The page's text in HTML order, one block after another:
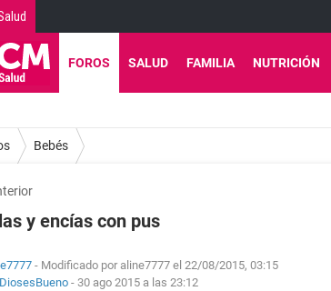
FOROS SALUD FAMILIA NUTRICIÓN
Bebés
y encías con pus
- Modificado por aline7777 el 22/08/2015, 03:15
DiosesBueno - 30 ago 2015 a las 23:12